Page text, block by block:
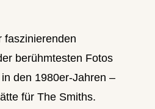
faszinierenden
berühmtesten Fotos
den 1980er-Jahren –
für The Smiths.